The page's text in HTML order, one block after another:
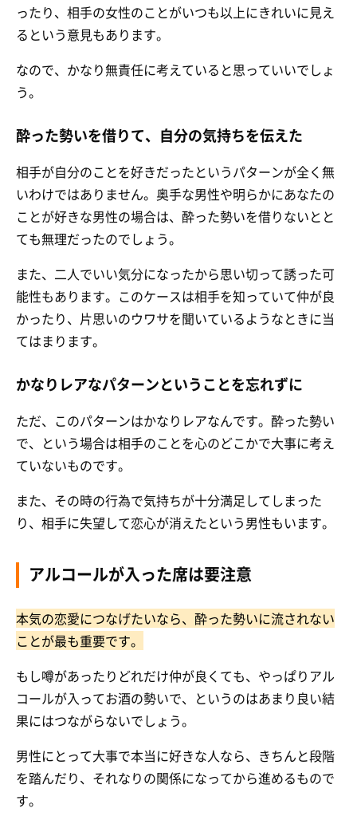
ったり、相手の女性のことがいつも以上にきれいに見え
るという意見もあります。
なので、かなり無責任に考えていると思っていいでしょ
う。
酔った勢いを借りて、自分の気持ちを伝えた
相手が自分のことを好きだったというパターンが全く無
いわけではありません。奥手な男性や明らかにあなたの
ことが好きな男性の場合は、酔った勢いを借りないとと
ても無理だったのでしょう。
また、二人でいい気分になったから思い切って誘った可
能性もあります。このケースは相手を知っていて仲が良
かったり、片思いのウワサを聞いているようなときに当
てはまります。
かなりレアなパターンということを忘れずに
ただ、このパターンはかなりレアなんです。酔った勢い
で、という場合は相手のことを心のどこかで大事に考え
ていないものです。
また、その時の行為で気持ちが十分満足してしまった
り、相手に失望して恋心が消えたという男性もいます。
アルコールが入った席は要注意
本気の恋愛につなげたいなら、酔った勢いに流されない
ことが最も重要です。
もし噂があったりどれだけ仲が良くても、やっぱりアル
コールが入ってお酒の勢いで、というのはあまり良い結
果にはつながらないでしょう。
男性にとって大事で本当に好きな人なら、きちんと段階
を踏んだり、それなりの関係になってから進めるもので
す。